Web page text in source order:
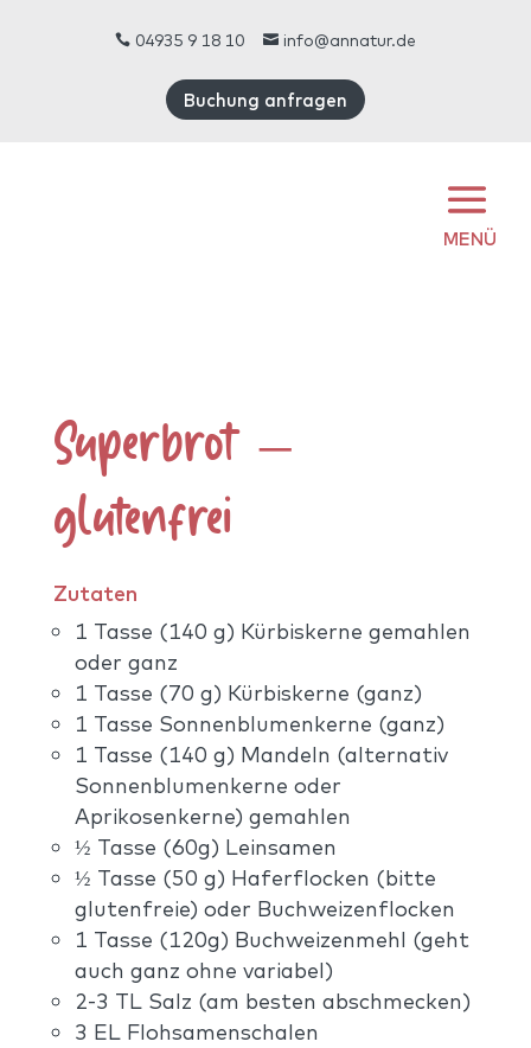
04935 9 18 10 info@annatur.de
Buchung anfragen
MENÜ
Superbrot –
glutenfrei
Zutaten
1 Tasse (140 g) Kürbiskerne gemahlen
oder ganz
1 Tasse (70 g) Kürbiskerne (ganz)
1 Tasse Sonnenblumenkerne (ganz)
1 Tasse (140 g) Mandeln (alternativ
Sonnenblumenkerne oder
Aprikosenkerne) gemahlen
½ Tasse (60g) Leinsamen
½ Tasse (50 g) Haferflocken (bitte
glutenfreie) oder Buchweizenflocken
1 Tasse (120g) Buchweizenmehl (geht
auch ganz ohne variabel)
2-3 TL Salz (am besten abschmecken)
3 EL Flohsamenschalen